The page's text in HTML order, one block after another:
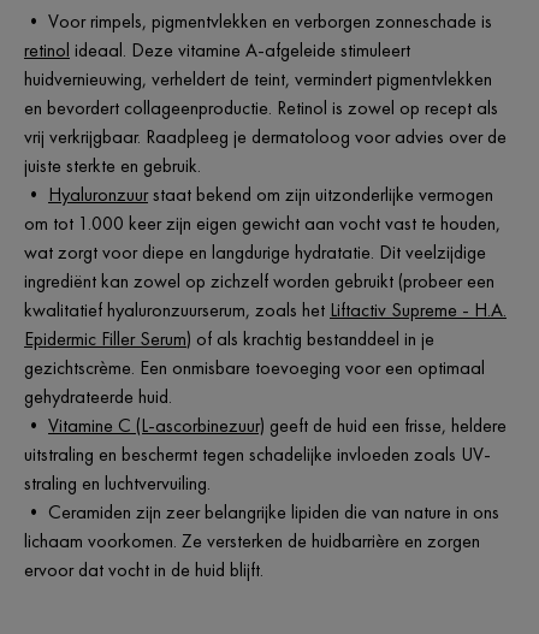
• Voor rimpels, pigmentvlekken en verborgen zonneschade is
retinol ideaal. Deze vitamine A-afgeleide stimuleert
huidvernieuwing, verheldert de teint, vermindert pigmentvlekken
en bevordert collageenproductie. Retinol is zowel op recept als
vrij verkrijgbaar. Raadpleeg je dermatoloog voor advies over de
juiste sterkte en gebruik.
• Hyaluronzuurstaat bekend om zijn uitzonderlijke vermogen
om tot 1.000 keer zijn eigen gewicht aan vocht vast te houden,
wat zorgt voor diepe en langdurige hydratatie. Dit veelzijdige
ingrediënt kan zowel op zichzelf worden gebruikt (probeer een
kwalitatief hyaluronzuurserum, zoals het Liftactiv Supreme - H.A.
Epidermic Filler Serum) of als krachtig bestanddeel in je
gezichtscrème. Een onmisbare toevoeging voor een optimaal
gehydrateerde huid.
• Vitamine C (L-ascorbinezuur) geeft de huid een frisse, heldere
uitstraling en beschermt tegen schadelijke invloeden zoals UV-
straling en luchtvervuiling.
• Ceramiden zijn zeer belangrijke lipiden die van nature in ons
lichaam voorkomen. Ze versterken de huidbarrière en zorgen
ervoor dat vocht in de huid blijft.